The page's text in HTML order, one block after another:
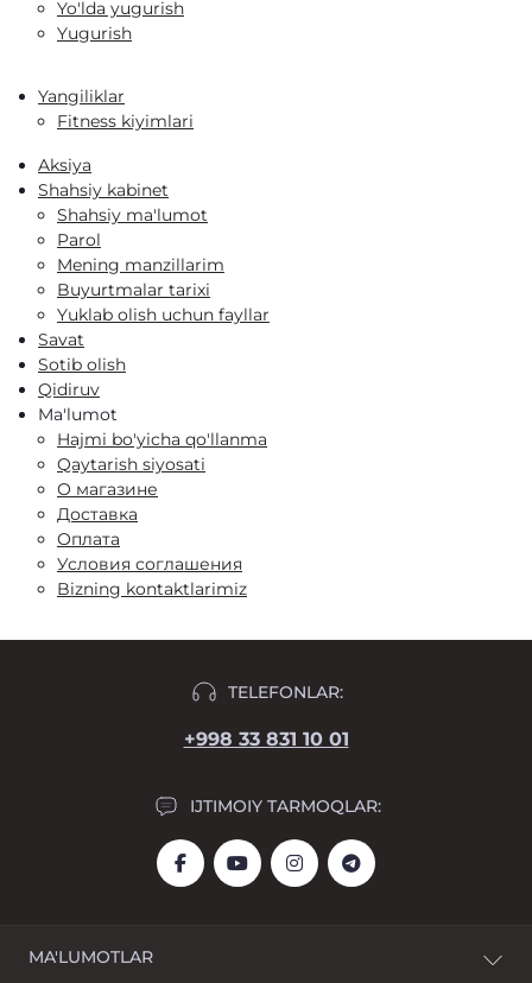
Yo'lda yugurish
Yugurish
Yangiliklar
Fitness kiyimlari
Aksiya
Shahsiy kabinet
Shahsiy ma'lumot
Parol
Mening manzillarim
Buyurtmalar tarixi
Yuklab olish uchun fayllar
Savat
Sotib olish
Qidiruv
Ma'lumot
Hajmi bo'yicha qo'llanma
Qaytarish siyosati
О магазине
Доставка
Оплата
Условия соглашения
Bizning kontaktlarimiz
TELEFONLAR:
+998 33 831 10 01
IJTIMOIY TARMOQLAR:
MA'LUMOTLAR